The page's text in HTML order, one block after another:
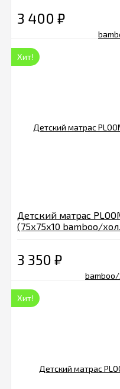
3 400 ₽
Хит!
Детский матрас
(75х75х10 bamboo/
3 350 ₽
Хит!